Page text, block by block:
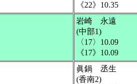
《22》10.35
岩崎 永遠
(中部1)
〈17〉10.09
《17》10.09
眞鍋 丞生
(香南2)